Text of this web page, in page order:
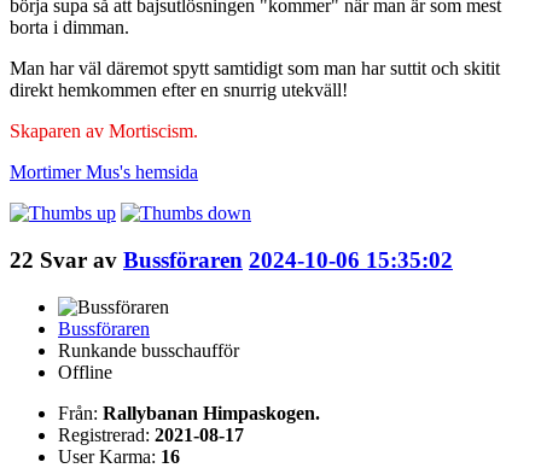
börja supa så att bajsutlösningen "kommer" när man är som mest
borta i dimman.
Man har väl däremot spytt samtidigt som man har suttit och skitit
direkt hemkommen efter en snurrig utekväll!
Skaparen av Mortiscism.
Mortimer Mus's hemsida
22 Svar av Bussföraren 2024-10-06 15:35:02
Bussföraren
Runkande busschaufför
Offline
Från: Rallybanan Himpaskogen.
Registrerad: 2021-08-17
User Karma: 16